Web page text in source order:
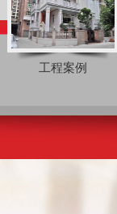
工程案例